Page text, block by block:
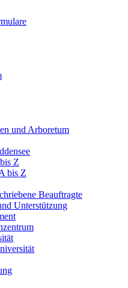
und Arboretum
Z
bis Z
Beauftragte
Unterstützung